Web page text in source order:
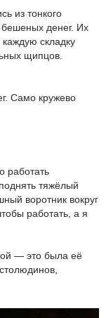
из тонкого
бешеных денег. Их
складку
щипцов.
Само кружево
работать
тяжёлый
воротник вокруг
работать, а я
— это была её